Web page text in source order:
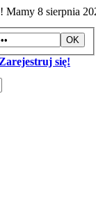
Mamy 8 sierpnia
Zarejestruj się!